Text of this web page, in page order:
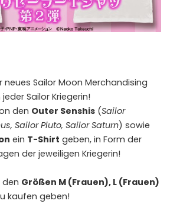
neues Sailor Moon Merchandising
Sailor Kriegerin!
den Outer Senshis (Sailor
Sailor Pluto, Sailor Saturn) sowie
ein T-Shirt geben, in Form der
der jeweiligen Kriegerin!
den Größen M (Frauen), L (Frauen)
kaufen geben!